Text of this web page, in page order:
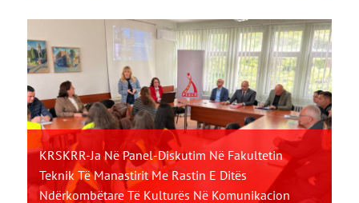
KRSKRR-Ja Në Panel-Diskutim Në Fakultetin
Teknik Të Manastirit Me Rastin E Ditës
Ndërkombëtare Të Kulturës Në Komunikacion